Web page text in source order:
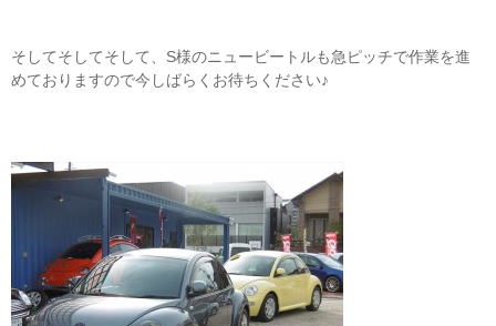
そしてそしてそして、S様のニュービートルも急ピッチで作業を進
めておりますので今しばらくお待ちください♪